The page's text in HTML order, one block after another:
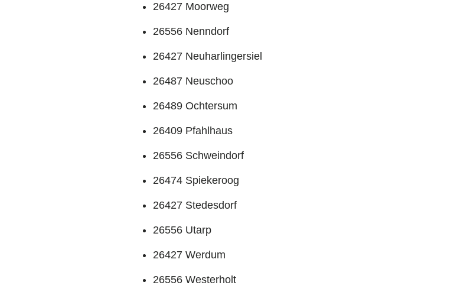
26427 Moorweg
26556 Nenndorf
26427 Neuharlingersiel
26487 Neuschoo
26489 Ochtersum
26409 Pfahlhaus
26556 Schweindorf
26474 Spiekeroog
26427 Stedesdorf
26556 Utarp
26427 Werdum
26556 Westerholt